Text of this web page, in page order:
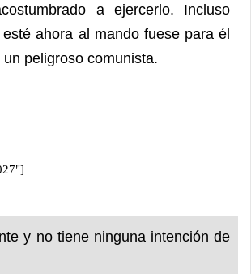
a ejercerlo. Incluso
ahora al mando fuese para él
peligroso comunista.
y no tiene ninguna intención de